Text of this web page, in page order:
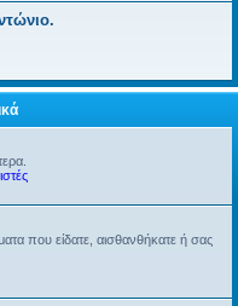
που είδατε, αισθανθήκατε ή σας